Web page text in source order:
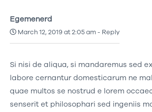
Egemenerd
March 12, 2019 at 2:05 am- Reply
Si nisi de aliqua, si mandaremus sed
labore cernantur domesticarum ne
quae multos se nostrud e lorem
senserit et philosophari sed ingeniis